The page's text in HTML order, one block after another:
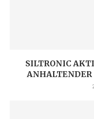
SILTRONIC